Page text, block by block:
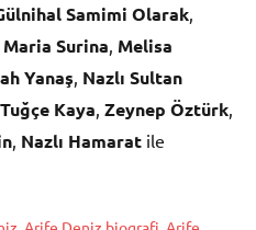
Samimi Olarak
Maria Surina Melisa
Yanaş Nazlı Sultan
Tuğçe Kaya Zeynep Öztürk
Nazlı Hamarat ile